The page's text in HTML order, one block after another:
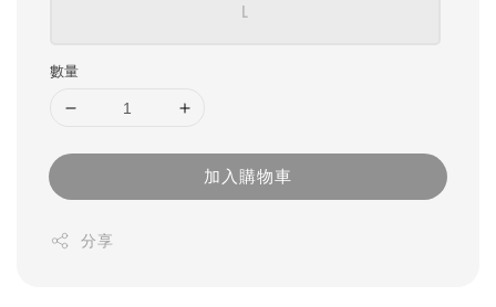
L
數量
加入購物車
分享